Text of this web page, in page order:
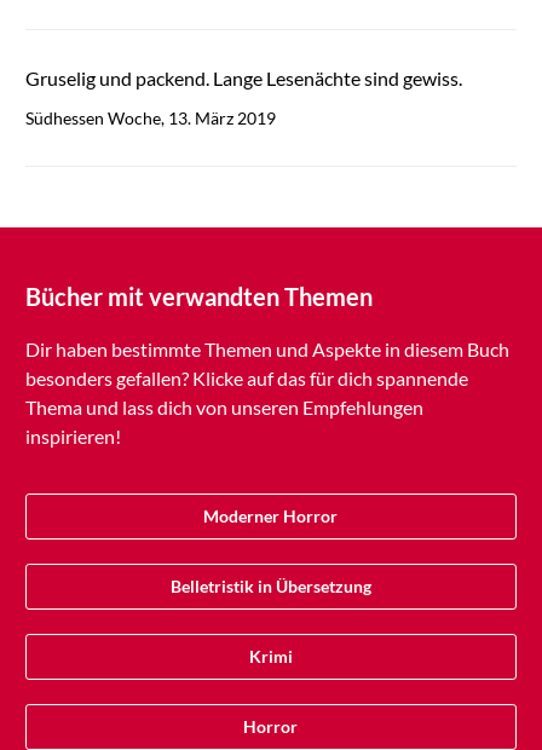
Gruselig und packend. Lange Lesenächte sind gewiss.
Südhessen Woche, 13. März 2019
Bücher mit verwandten Themen
Dir haben bestimmte Themen und Aspekte in diesem Buch
besonders gefallen? Klicke auf das für dich spannende
Thema und lass dich von unseren Empfehlungen
inspirieren!
Moderner Horror
Belletristik in Übersetzung
Krimi
Horror